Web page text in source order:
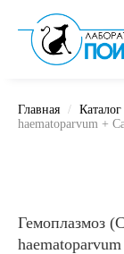
Главная Каталог
haematoparvum +
Гемоплазмоз